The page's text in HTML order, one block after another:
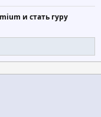
и стать гуру